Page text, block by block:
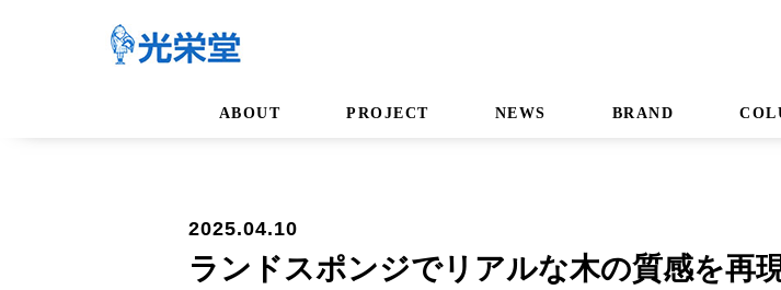
ABOUT PROJECT NEWS BRAND
2025.04.10
ランドスポンジでリアルな木の質感を再